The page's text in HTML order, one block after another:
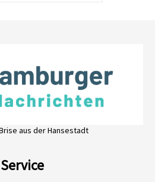
aus der Hansestadt
Service